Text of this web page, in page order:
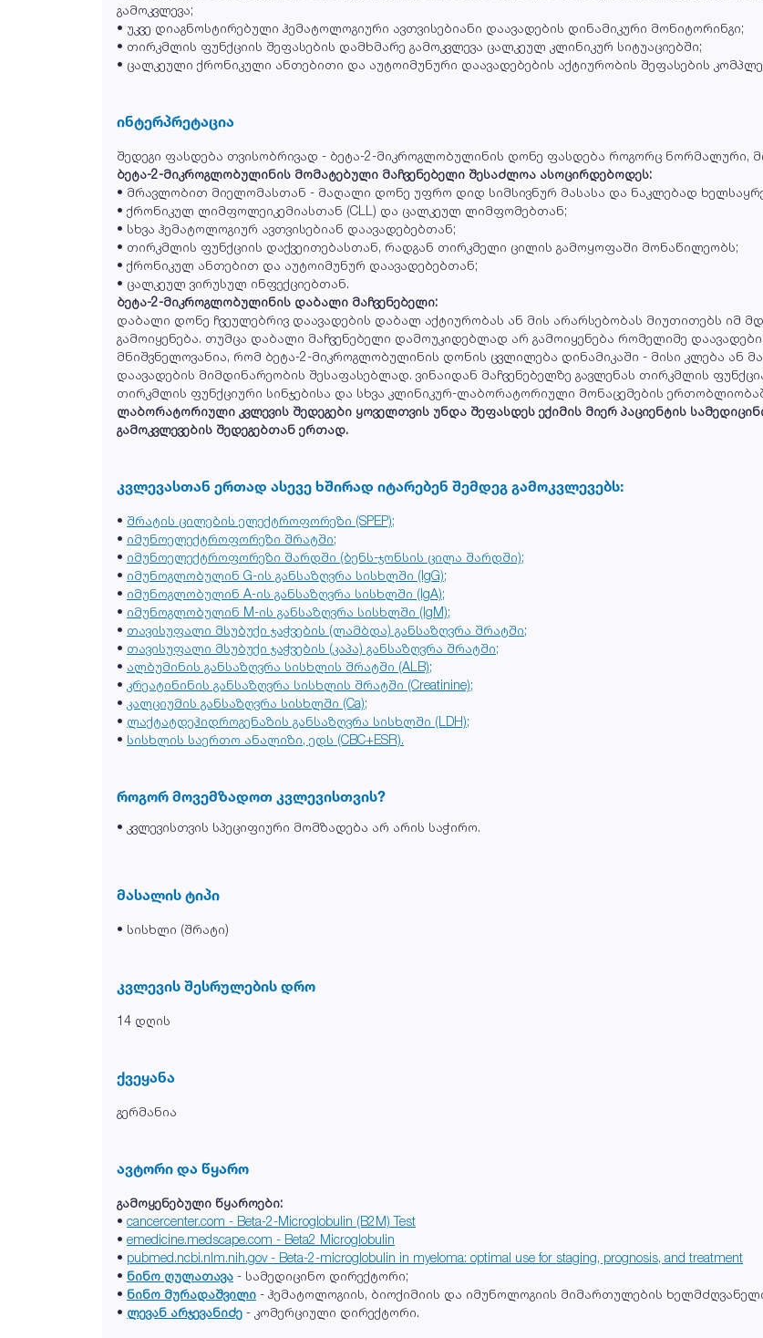
გამოკვლევა;
• უკვე დიაგნოსტირებული ჰემატოლოგიური ავთვისებიანი დაავადების დინამიკური მონიტორინგი;
• თირკმლის ფუნქციის შეფასების დამხმარე გამოკვლევა ცალკეულ კლინიკურ სიტუაციებში;
• ცალკეული ქრონიკული ანთებითი და აუტოიმუნური დაავადებების აქტიურობის შეფასების
ინტერპრეტაცია
შედეგი ფასდება თვისობრივად - ბეტა-2-მიკროგლობულინის დონე ფასდება როგორც ნორმალური,
ბეტა-2-მიკროგლობულინის მომატებული მაჩვენებელი შესაძლოა ასოცირდებოდეს:
• მრავლობით მიელომასთან - მაღალი დონე უფრო დიდ სიმსივნურ მასასა და ნაკლებად
• ქრონიკულ ლიმფოლეიკემიასთან (CLL) და ცალკეულ ლიმფომებთან;
• სხვა ჰემატოლოგიურ ავთვისებიან დაავადებებთან;
• თირკმლის ფუნქციის დაქვეითებასთან, რადგან თირკმელი ცილის გამოყოფაში მონაწილეობს;
• ქრონიკულ ანთებით და აუტოიმუნურ დაავადებებთან;
• ცალკეულ ვირუსულ ინფექციებთან.
ბეტა-2-მიკროგლობულინის დაბალი მაჩვენებელი:
დაბალი დონე ჩვეულებრივ დაავადების დაბალ აქტიურობას ან მის არარსებობას მიუთითებს იმ
გამოიყენება. თუმცა დაბალი მაჩვენებელი დამოუკიდებლად არ გამოიყენება რომელიმე
მნიშვნელოვანია, რომ ბეტა-2-მიკროგლობულინის დონის ცვლილება დინამიკაში - მისი კლება ან
დაავადების მიმდინარეობის შესაფასებლად. ვინაიდან მაჩვენებელზე გავლენას თირკმლის
თირკმლის ფუნქციური სინჯებისა და სხვა კლინიკურ-ლაბორატორიული მონაცემების
ლაბორატორიული კვლევის შედეგები ყოველთვის უნდა შეფასდეს ექიმის მიერ პაციენტის
გამოკვლევების შედეგებთან ერთად.
კვლევასთან ერთად ასევე ხშირად იტარებენ შემდეგ გამოკვლევებს:
• შრატის ცილების ელექტროფორეზი (SPEP);
• იმუნოელექტროფორეზი შრატში;
• იმუნოელექტროფორეზი შარდში (ბენს-ჯონსის ცილა შარდში);
• იმუნოგლობულინ G-ის განსაზღვრა სისხლში (IgG);
• იმუნოგლობულინ A-ის განსაზღვრა სისხლში (IgA);
• იმუნოგლობულინ M-ის განსაზღვრა სისხლში (IgM);
• თავისუფალი მსუბუქი ჯაჭვების (ლამბდა) განსაზღვრა შრატში;
• თავისუფალი მსუბუქი ჯაჭვების (კაპა) განსაზღვრა შრატში;
• ალბუმინის განსაზღვრა სისხლის შრატში (ALB);
• კრეატინინის განსაზღვრა სისხლის შრატში (Creatinine);
• კალციუმის განსაზღვრა სისხლში (Ca);
• ლაქტატდეჰიდროგენაზის განსაზღვრა სისხლში (LDH);
• სისხლის საერთო ანალიზი, ედს (CBC+ESR).
როგორ მოვემზადოთ კვლევისთვის?
• კვლევისთვის სპეციფიური მომზადება არ არის საჭირო.
მასალის ტიპი
• სისხლი (შრატი)
კვლევის შესრულების დრო
14 დღის
ქვეყანა
გერმანია
ავტორი და წყარო
გამოყენებული წყაროები:
• cancercenter.com - Beta-2-Microglobulin (B2M) Test
• emedicine.medscape.com - Beta2 Microglobulin
• pubmed.ncbi.nlm.nih.gov - Beta-2-microglobulin in myeloma: optimal use for staging, prognosis, and treatment
• ნინო ღულათავა - სამედიცინო დირექტორი;
• ნინო მურადაშვილი - ჰემატოლოგიის, ბიოქიმიის და იმუნოლოგიის მიმართულების
• ლევან არჯევანიძე - კომერციული დირექტორი.